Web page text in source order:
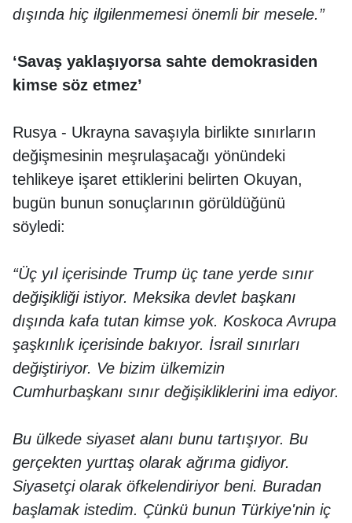
dışında hiç ilgilenmemesi önemli bir mesele.”
‘Savaş yaklaşıyorsa sahte demokrasiden
kimse söz etmez’
Rusya - Ukrayna savaşıyla birlikte sınırların
değişmesinin meşrulaşacağı yönündeki
tehlikeye işaret ettiklerini belirten Okuyan,
bugün bunun sonuçlarının görüldüğünü
söyledi:
“Üç yıl içerisinde Trump üç tane yerde sınır
değişikliği istiyor. Meksika devlet başkanı
dışında kafa tutan kimse yok. Koskoca Avrupa
şaşkınlık içerisinde bakıyor. İsrail sınırları
değiştiriyor. Ve bizim ülkemizin
Cumhurbaşkanı sınır değişikliklerini ima ediyor.
Bu ülkede siyaset alanı bunu tartışıyor. Bu
gerçekten yurttaş olarak ağrıma gidiyor.
Siyasetçi olarak öfkelendiriyor beni. Buradan
başlamak istedim. Çünkü bunun Türkiye'nin iç